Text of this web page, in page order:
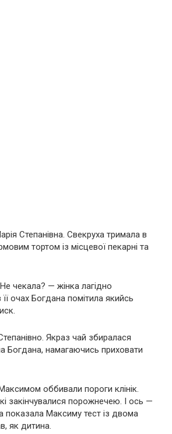
Степанівна. Свекруха тримала в
тортом із місцевої пекарні та
чекала? — жінка лагідно
очах Богдана помітила якийсь
Якраз чай збиралася
Богдана, намагаючись приховати
оббивали пороги клінік.
закінчувалися порожнечею. І ось —
показала Максиму тест із двома
як дитина.